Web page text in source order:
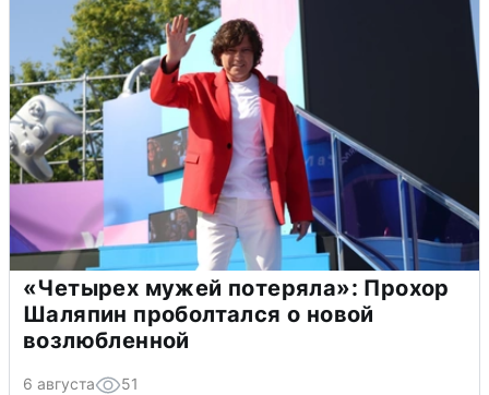
«Четырех мужей потеряла»: Прохор
Шаляпин проболтался о новой
возлюбленной
6 августа 51